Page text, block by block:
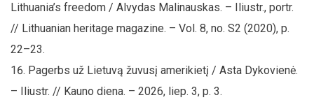
Lithuania’s freedom / Alvydas Malinauskas. – Iliustr., portr.
// Lithuanian heritage magazine. – Vol. 8, no. S2 (2020), p.
22–23.
Pagerbs už Lietuvą žuvusį amerikietį / Asta Dykovienė.
– Iliustr. // Kauno diena. – 2026, liep. 3, p. 3.